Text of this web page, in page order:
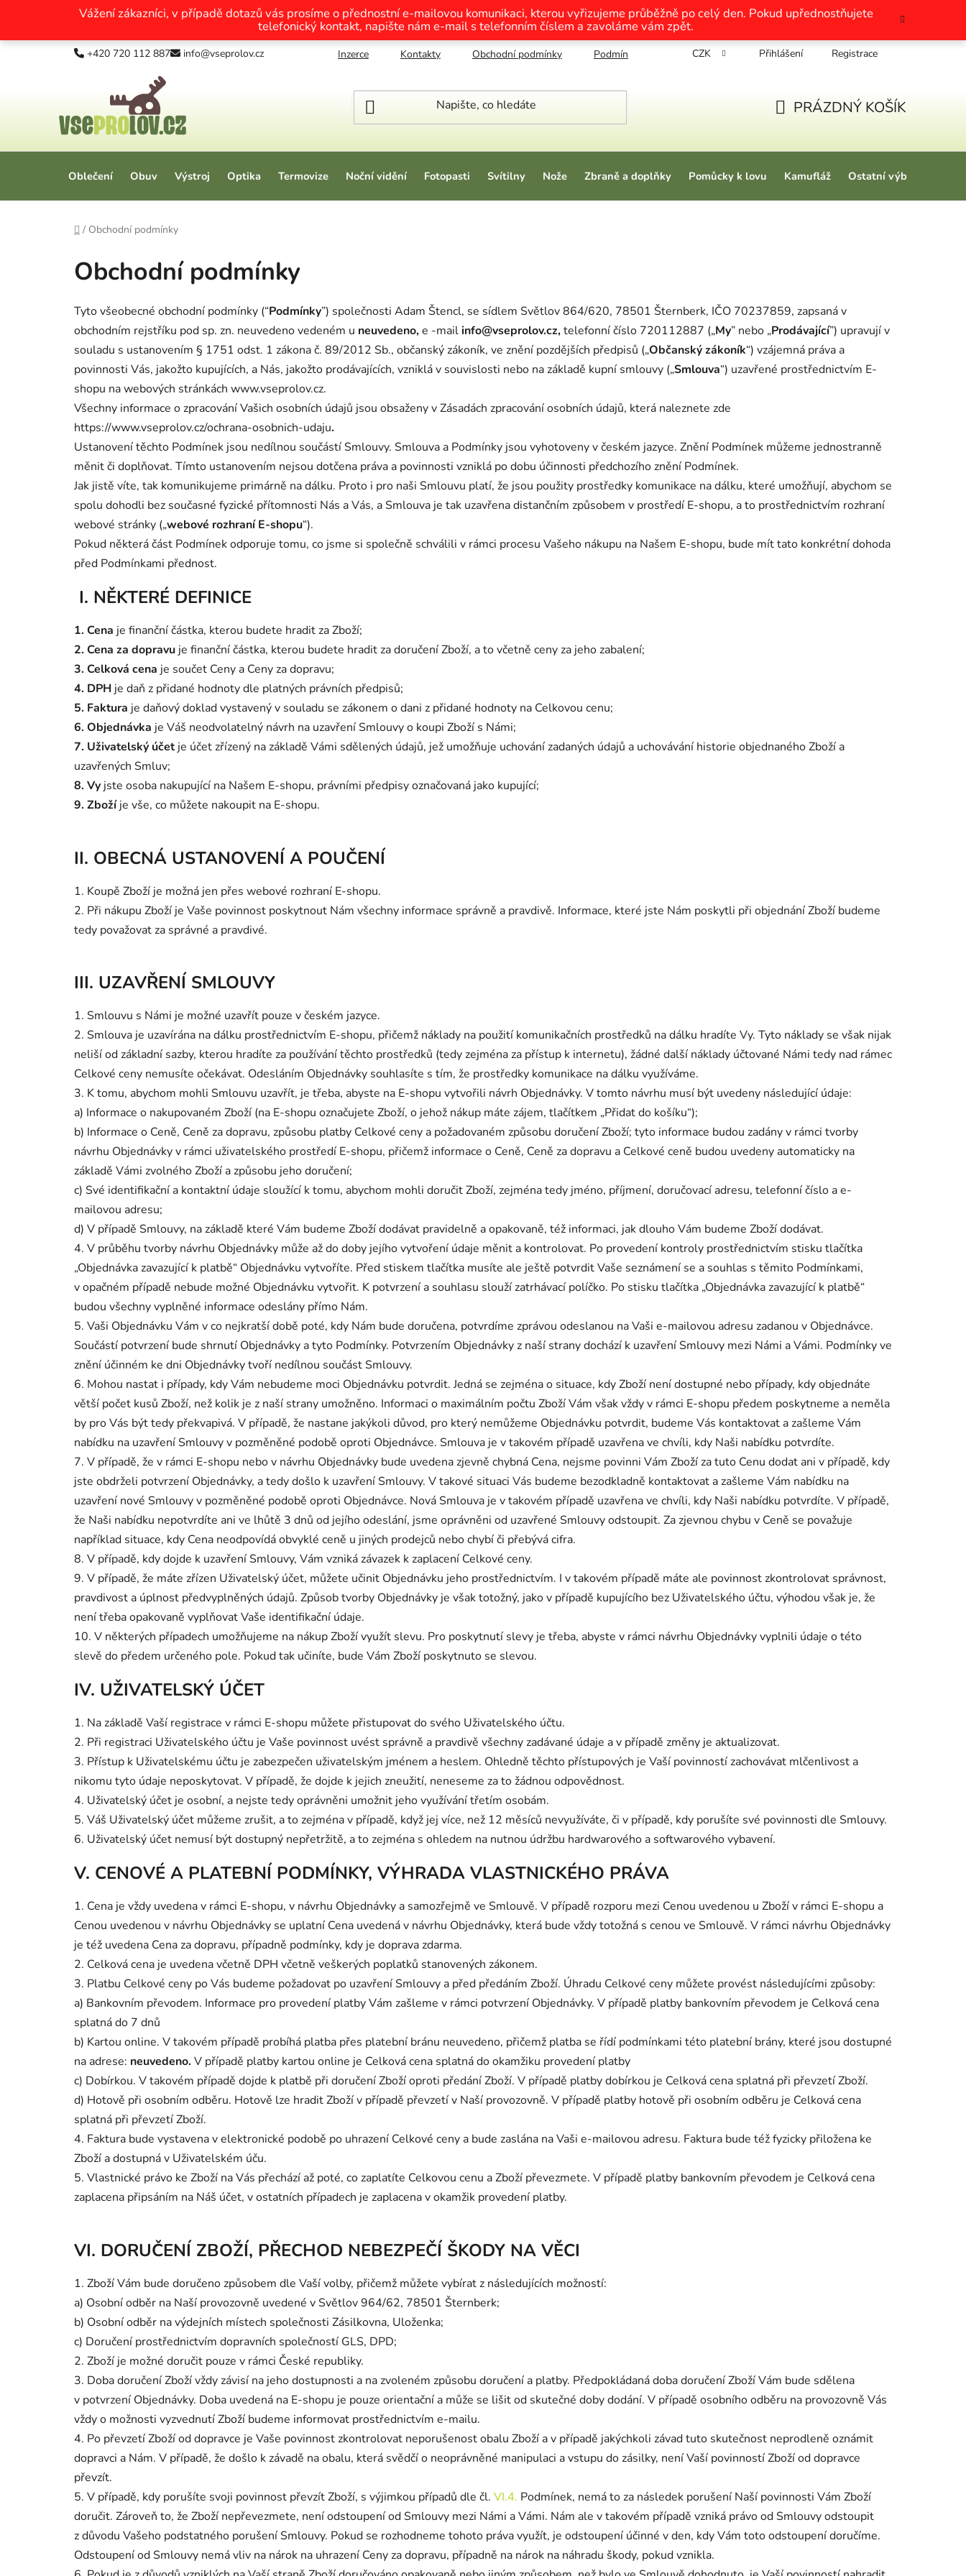
Přejít na obsah
Vážení zákazníci, v případě dotazů vás prosíme o přednostní e-mailovou komunikaci, kterou vyřizujeme průběžně po celý den. Pokud upřednostňujete
telefonický kontakt, napište nám e-mail s telefonním číslem a zavoláme vám zpět.
+420 720 112 887 info@vseprolov.cz Inzerce Kontakty Obchodní podmínky Podmínky ochrany osobních údajů Nákup na splátky
CZK Přihlášení Registrace
PRÁZDNÝ KOŠÍK
Oblečení Obuv Výstroj Optika Termovize Noční vidění Fotopasti Svítilny Nože Zbraně a doplňky Pomůcky k lovu Kamufláž Ostatní výbava
Domů
/ Obchodní podmínky
Obchodní podmínky
Tyto všeobecné obchodní podmínky (“Podmínky”) společnosti Adam Štencl, se sídlem Světlov 864/620, 78501 Šternberk, IČO 70237859, zapsaná v
obchodním rejstříku pod sp. zn. neuvedenovedeném u neuvedeno,e -mailinfo@vseprolov.cz,telefonní číslo 720112887 („My” nebo „Prodávající”) upravují v
souladu s ustanovením § 1751 odst. 1 zákona č. 89/2012 Sb., občanský zákoník, ve znění pozdějších předpisů („Občanský zákoník“) vzájemná práva a
povinnosti Vás, jakožto kupujících, a Nás, jakožto prodávajících, vzniklá v souvislosti nebo na základě kupní smlouvy („Smlouva“) uzavřené prostřednictvím E-
shopu na webových stránkách www.vseprolov.cz.
Všechny informace o zpracování Vašich osobních údajů jsou obsaženy v Zásadách zpracování osobních údajů, která naleznete zde
https://www.vseprolov.cz/ochrana-osobnich-udaju.
Ustanovení těchto Podmínek jsou nedílnou součástí Smlouvy. Smlouva a Podmínky jsou vyhotoveny v českém jazyce. Znění Podmínek můžeme jednostranně
měnit či doplňovat. Tímto ustanovením nejsou dotčena práva a povinnosti vzniklá po dobu účinnosti předchozího znění Podmínek.
Jak jistě víte, tak komunikujeme primárně na dálku. Proto i pro naši Smlouvu platí, že jsou použity prostředky komunikace na dálku, které umožňují, abychom se
spolu dohodli bez současné fyzické přítomnosti Nás a Vás, a Smlouva je tak uzavřena distančním způsobem v prostředí E-shopu, a to prostřednictvím rozhraní
webové stránky („webové rozhraní E-shopu“).
Pokud některá část Podmínek odporuje tomu, co jsme si společně schválili v rámci procesu Vašeho nákupu na Našem E-shopu, bude mít tato konkrétní dohoda
před Podmínkami přednost.
I. NĚKTERÉ DEFINICE
1. Cena je finanční částka, kterou budete hradit za Zboží;
2. Cena za dopravu je finanční částka, kterou budete hradit za doručení Zboží, a to včetně ceny za jeho zabalení;
3. Celková cena je součet Ceny a Ceny za dopravu;
4. DPH je daň z přidané hodnoty dle platných právních předpisů;
5. Faktura je daňový doklad vystavený v souladu se zákonem o dani z přidané hodnoty na Celkovou cenu;
6. Objednávka je Váš neodvolatelný návrh na uzavření Smlouvy o koupi Zboží s Námi;
7. Uživatelský účetje účet zřízený na základě Vámi sdělených údajů, jež umožňuje uchování zadaných údajů a uchovávání historie objednaného Zboží a
uzavřených Smluv;
8. Vy jste osoba nakupující na Našem E-shopu, právními předpisy označovaná jako kupující;
9. Zbožíje vše, co můžete nakoupit na E-shopu.
II. OBECNÁ USTANOVENÍ A POUČENÍ
1. Koupě Zboží je možná jen přes webové rozhraní E-shopu.
2. Při nákupu Zboží je Vaše povinnost poskytnout Nám všechny informace správně a pravdivě. Informace, které jste Nám poskytli při objednání Zboží budeme
tedy považovat za správné a pravdivé.
III. UZAVŘENÍ SMLOUVY
1. Smlouvu s Námi je možné uzavřít pouze v českém jazyce.
2. Smlouva je uzavírána na dálku prostřednictvím E-shopu, přičemž náklady na použití komunikačních prostředků na dálku hradíte Vy. Tyto náklady se však nijak
neliší od základní sazby, kterou hradíte za používání těchto prostředků (tedy zejména za přístup k internetu), žádné další náklady účtované Námi tedy nad rámec
Celkové ceny nemusíte očekávat. Odesláním Objednávky souhlasíte s tím, že prostředky komunikace na dálku využíváme.
3. K tomu, abychom mohli Smlouvu uzavřít, je třeba, abyste na E-shopu vytvořili návrh Objednávky. V tomto návrhu musí být uvedeny následující údaje:
a) Informace o nakupovaném Zboží (na E-shopu označujete Zboží, o jehož nákup máte zájem, tlačítkem „Přidat do košíku“);
b) Informace o Ceně, Ceně za dopravu, způsobu platby Celkové ceny a požadovaném způsobu doručení Zboží; tyto informace budou zadány v rámci tvorby
návrhu Objednávky v rámci uživatelského prostředí E-shopu, přičemž informace o Ceně, Ceně za dopravu a Celkové ceně budou uvedeny automaticky na
základě Vámi zvolného Zboží a způsobu jeho doručení;
c) Své identifikační a kontaktní údaje sloužící k tomu, abychom mohli doručit Zboží, zejména tedy jméno, příjmení, doručovací adresu, telefonní číslo a e-
mailovou adresu;
d) V případě Smlouvy, na základě které Vám budeme Zboží dodávat pravidelně a opakovaně, též informaci, jak dlouho Vám budeme Zboží dodávat.
4. V průběhu tvorby návrhu Objednávky může až do doby jejího vytvoření údaje měnit a kontrolovat. Po provedení kontroly prostřednictvím stisku tlačítka
„Objednávka zavazující k platbě“ Objednávku vytvoříte. Před stiskem tlačítka musíte ale ještě potvrdit Vaše seznámení se a souhlas s těmito Podmínkami,
v opačném případě nebude možné Objednávku vytvořit. K potvrzení a souhlasu slouží zatrhávací políčko. Po stisku tlačítka „Objednávka zavazující k platbě“
budou všechny vyplněné informace odeslány přímo Nám.
5. Vaši Objednávku Vám v co nejkratší době poté, kdy Nám bude doručena, potvrdíme zprávou odeslanou na Vaši e-mailovou adresu zadanou v Objednávce.
Součástí potvrzení bude shrnutí Objednávky a tyto Podmínky. Potvrzením Objednávky z naší strany dochází k uzavření Smlouvy mezi Námi a Vámi. Podmínky ve
znění účinném ke dni Objednávky tvoří nedílnou součást Smlouvy.
6. Mohou nastat i případy, kdy Vám nebudeme moci Objednávku potvrdit. Jedná se zejména o situace, kdy Zboží není dostupné nebo případy, kdy objednáte
větší počet kusů Zboží, než kolik je z naší strany umožněno. Informaci o maximálním počtu Zboží Vám však vždy v rámci E-shopu předem poskytneme a neměla
by pro Vás být tedy překvapivá. V případě, že nastane jakýkoli důvod, pro který nemůžeme Objednávku potvrdit, budeme Vás kontaktovat a zašleme Vám
nabídku na uzavření Smlouvy v pozměněné podobě oproti Objednávce. Smlouva je v takovém případě uzavřena ve chvíli, kdy Naši nabídku potvrdíte.
7. V případě, že v rámci E-shopu nebo v návrhu Objednávky bude uvedena zjevně chybná Cena, nejsme povinni Vám Zboží za tuto Cenu dodat ani v případě, kdy
jste obdrželi potvrzení Objednávky, a tedy došlo k uzavření Smlouvy. V takové situaci Vás budeme bezodkladně kontaktovat a zašleme Vám nabídku na
uzavření nové Smlouvy v pozměněné podobě oproti Objednávce. Nová Smlouva je v takovém případě uzavřena ve chvíli, kdy Naši nabídku potvrdíte. V případě,
že Naši nabídku nepotvrdíte ani ve lhůtě 3 dnů od jejího odeslání, jsme oprávněni od uzavřené Smlouvy odstoupit. Za zjevnou chybu v Ceně se považuje
například situace, kdy Cena neodpovídá obvyklé ceně u jiných prodejců nebo chybí či přebývá cifra.
8. V případě, kdy dojde k uzavření Smlouvy, Vám vzniká závazek k zaplacení Celkové ceny.
9. V případě, že máte zřízen Uživatelský účet, můžete učinit Objednávku jeho prostřednictvím. I v takovém případě máte ale povinnost zkontrolovat správnost,
pravdivost a úplnost předvyplněných údajů. Způsob tvorby Objednávky je však totožný, jako v případě kupujícího bez Uživatelského účtu, výhodou však je, že
není třeba opakovaně vyplňovat Vaše identifikační údaje.
10. V některých případech umožňujeme na nákup Zboží využít slevu. Pro poskytnutí slevy je třeba, abyste v rámci návrhu Objednávky vyplnili údaje o této
slevě do předem určeného pole. Pokud tak učiníte, bude Vám Zboží poskytnuto se slevou.
IV. UŽIVATELSKÝ ÚČET
1. Na základě Vaší registrace v rámci E-shopu můžete přistupovat do svého Uživatelského účtu.
2. Při registraci Uživatelského účtu je Vaše povinnost uvést správně a pravdivě všechny zadávané údaje a v případě změny je aktualizovat.
3. Přístup k Uživatelskému účtu je zabezpečen uživatelským jménem a heslem. Ohledně těchto přístupových je Vaší povinností zachovávat mlčenlivost a
nikomu tyto údaje neposkytovat. V případě, že dojde k jejich zneužití, neneseme za to žádnou odpovědnost.
4. Uživatelský účet je osobní, a nejste tedy oprávněni umožnit jeho využívání třetím osobám.
5. Váš Uživatelský účet můžeme zrušit, a to zejména v případě, když jej více, než 12 měsíců nevyužíváte, či v případě, kdy porušíte své povinnosti dle Smlouvy.
6. Uživatelský účet nemusí být dostupný nepřetržitě, a to zejména s ohledem na nutnou údržbu hardwarového a softwarového vybavení.
V. CENOVÉ A PLATEBNÍ PODMÍNKY, VÝHRADA VLASTNICKÉHO PRÁVA
1. Cena je vždy uvedena v rámci E-shopu, v návrhu Objednávky a samozřejmě ve Smlouvě. V případě rozporu mezi Cenou uvedenou u Zboží v rámci E-shopu a
Cenou uvedenou v návrhu Objednávky se uplatní Cena uvedená v návrhu Objednávky, která bude vždy totožná s cenou ve Smlouvě. V rámci návrhu Objednávky
je též uvedena Cena za dopravu, případně podmínky, kdy je doprava zdarma.
2. Celková cena je uvedena včetně DPH včetně veškerých poplatků stanovených zákonem.
3. Platbu Celkové ceny po Vás budeme požadovat po uzavření Smlouvy a před předáním Zboží. Úhradu Celkové ceny můžete provést následujícími způsoby:
a) Bankovním převodem. Informace pro provedení platby Vám zašleme v rámci potvrzení Objednávky. V případě platby bankovním převodem je Celková cena
splatná do 7 dnů
b) Kartou online. V takovém případě probíhá platba přes platební bránu neuvedeno, přičemž platba se řídí podmínkami této platební brány, které jsou dostupné
na adrese: neuvedeno. V případě platby kartou online je Celková cena splatná dookamžiku provedení platby
c) Dobírkou. V takovém případě dojde k platbě při doručení Zboží oproti předání Zboží. V případě platby dobírkou je Celková cena splatná při převzetí Zboží.
d) Hotově při osobním odběru. Hotově lze hradit Zboží v případě převzetí v Naší provozovně. V případě platby hotově při osobním odběru je Celková cena
splatná při převzetí Zboží.
4. Faktura bude vystavena v elektronické podobě po uhrazení Celkové ceny a bude zaslána na Vaši e-mailovou adresu. Faktura bude též fyzicky přiložena ke
Zboží a dostupná v Uživatelském úču.
5. Vlastnické právo ke Zboží na Vás přechází až poté, co zaplatíte Celkovou cenu a Zboží převezmete. V případě platby bankovním převodem je Celková cena
zaplacena připsáním na Náš účet, v ostatních případech je zaplacena v okamžik provedení platby.
VI. DORUČENÍ ZBOŽÍ, PŘECHOD NEBEZPEČÍ ŠKODY NA VĚCI
1. Zboží Vám bude doručeno způsobem dle Vaší volby, přičemž můžete vybírat z následujících možností:
a) Osobní odběr na Naší provozovně uvedené vSvětlov 964/62, 78501 Šternberk;
b) Osobní odběr na výdejních místech společnosti Zásilkovna, Uloženka;
c) Doručení prostřednictvím dopravních společností GLS, DPD;
2. Zboží je možné doručit pouze v rámci České republiky.
3. Doba doručení Zboží vždy závisí na jeho dostupnosti a na zvoleném způsobu doručení a platby. Předpokládaná doba doručení Zboží Vám bude sdělena
v potvrzení Objednávky. Doba uvedená na E-shopu je pouze orientační a může se lišit od skutečné doby dodání. V případě osobního odběru na provozovně Vás
vždy o možnosti vyzvednutí Zboží budeme informovat prostřednictvím e-mailu.
4. Po převzetí Zboží od dopravce je Vaše povinnost zkontrolovat neporušenost obalu Zboží a v případě jakýchkoli závad tuto skutečnost neprodleně oznámit
dopravci a Nám. V případě, že došlo k závadě na obalu, která svědčí o neoprávněné manipulaci a vstupu do zásilky, není Vaší povinností Zboží od dopravce
převzít.
5. V případě, kdy porušíte svoji povinnost převzít Zboží, s výjimkou případů dle čl. VI.4. Podmínek, nemá to za následek porušení Naší povinnosti Vám Zboží
doručit. Zároveň to, že Zboží nepřevezmete, není odstoupení od Smlouvy mezi Námi a Vámi. Nám ale v takovém případě vzniká právo od Smlouvy odstoupit
z důvodu Vašeho podstatného porušení Smlouvy. Pokud se rozhodneme tohoto práva využít, je odstoupení účinné v den, kdy Vám toto odstoupení doručíme.
Odstoupení od Smlouvy nemá vliv na nárok na uhrazení Ceny za dopravu, případně na nárok na náhradu škody, pokud vznikla.